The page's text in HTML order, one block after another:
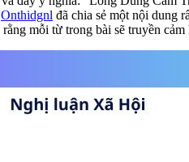
Onthidgnl đã chia sẻ một nội dung
mỗi từ trong bài sẽ truyền